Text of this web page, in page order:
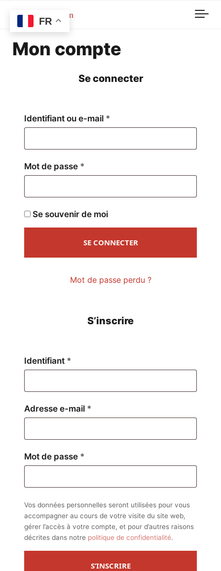
Mon compte
Se connecter
Identifiant ou e-mail *
Mot de passe *
Se souvenir de moi
SE CONNECTER
Mot de passe perdu ?
S’inscrire
Identifiant *
Adresse e-mail *
Mot de passe *
Vos données personnelles seront utilisées pour vous
accompagner au cours de votre visite du site web,
gérer l’accès à votre compte, et pour d’autres raisons
décrites dans notre politique de confidentialité.
S’INSCRIRE
FR